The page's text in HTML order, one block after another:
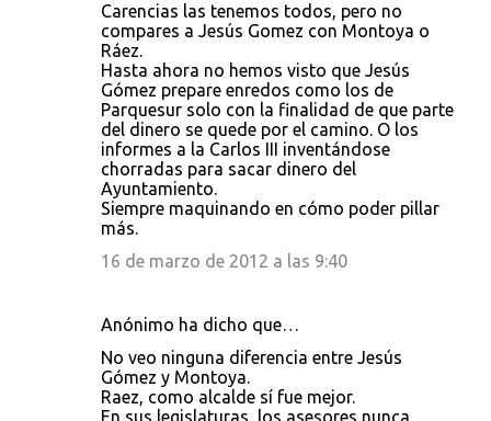
Carencias las tenemos todos, pero no
compares a Jesús Gomez con Montoya o
Ráez.
Hasta ahora no hemos visto que Jesús
Gómez prepare enredos como los de
Parquesur solo con la finalidad de que parte
del dinero se quede por el camino. O los
informes a la Carlos III inventándose
chorradas para sacar dinero del
Ayuntamiento.
Siempre maquinando en cómo poder pillar
más.
16 de marzo de 2012 a las 9:40
Anónimo ha dicho que…
No veo ninguna diferencia entre Jesús
Gómez y Montoya.
Raez, como alcalde sí fue mejor.
En sus legislaturas, los asesores nunca